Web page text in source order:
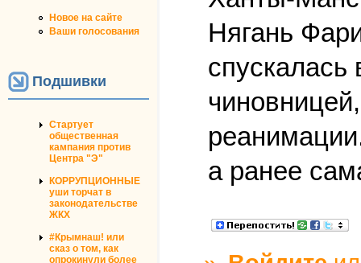
Новое на сайте
Ваши голосования
Подшивки
Стартует
общественная
кампания против
Центра "Э"
КОРРУПЦИОННЫЕ
уши торчат в
законодательстве
ЖКХ
#Крымнаш! или
сказ о том, как
опрокинули более
Нягань
а ранее